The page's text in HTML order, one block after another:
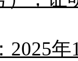
2025年